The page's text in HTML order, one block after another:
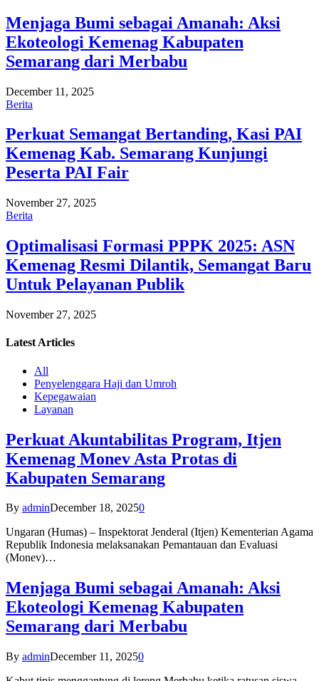
Menjaga Bumi sebagai Amanah: Aksi
Ekoteologi Kemenag Kabupaten
Semarang dari Merbabu
December 11, 2025
Berita
Perkuat Semangat Bertanding, Kasi PAI
Kemenag Kab. Semarang Kunjungi
Peserta PAI Fair
November 27, 2025
Berita
Optimalisasi Formasi PPPK 2025: ASN
Kemenag Resmi Dilantik, Semangat Baru
Untuk Pelayanan Publik
November 27, 2025
Latest Articles
All
Penyelenggara Haji dan Umroh
Kepegawaian
Layanan
Perkuat Akuntabilitas Program, Itjen
Kemenag Monev Asta Protas di
Kabupaten Semarang
By adminDecember 18, 20250
Ungaran (Humas) – Inspektorat Jenderal (Itjen) Kementerian Agama
Republik Indonesia melaksanakan Pemantauan dan Evaluasi
(Monev)…
Menjaga Bumi sebagai Amanah: Aksi
Ekoteologi Kemenag Kabupaten
Semarang dari Merbabu
By adminDecember 11, 20250